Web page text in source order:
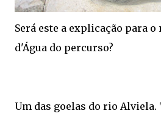
Será este a explicação para o
d'Água do percurso?
Um das goelas do rio